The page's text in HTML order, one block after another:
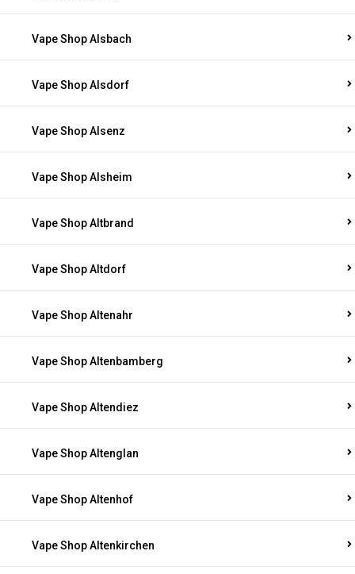
Vape Shop Alsbach
Vape Shop Alsdorf
Vape Shop Alsenz
Vape Shop Alsheim
Vape Shop Altbrand
Vape Shop Altdorf
Vape Shop Altenahr
Vape Shop Altenbamberg
Vape Shop Altendiez
Vape Shop Altenglan
Vape Shop Altenhof
Vape Shop Altenkirchen